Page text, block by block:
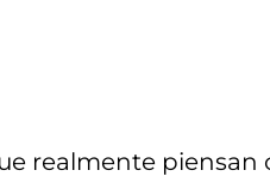
realmente piensan